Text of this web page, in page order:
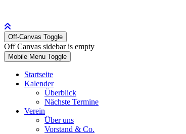
Off-Canvas Toggle
Off Canvas sidebar is empty
Mobile Menu Toggle
Startseite
Kalender
Überblick
Nächste Termine
Verein
Über uns
Vorstand & Co.